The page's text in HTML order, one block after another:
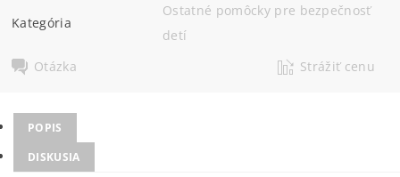
Kategória
Ostatné pomôcky pre bezpečnosť
detí
Otázka
Strážiť cenu
POPIS
DISKUSIA